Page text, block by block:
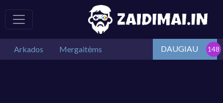
Arkados Mergaitėms DAUGIAU